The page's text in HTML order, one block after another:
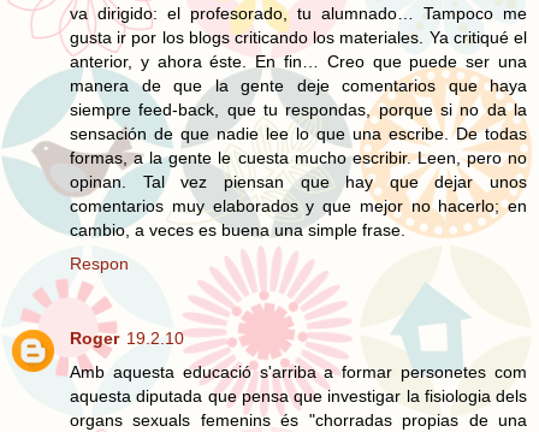
va dirigido: el profesorado, tu alumnado… Tampoco me
gusta ir por los blogs criticando los materiales. Ya critiqué el
anterior, y ahora éste. En fin… Creo que puede ser una
manera de que la gente deje comentarios que haya
siempre feed-back, que tu respondas, porque si no da la
sensación de que nadie lee lo que una escribe. De todas
formas, a la gente le cuesta mucho escribir. Leen, pero no
opinan. Tal vez piensan que hay que dejar unos
comentarios muy elaborados y que mejor no hacerlo; en
cambio, a veces es buena una simple frase.
Respon
Roger 19.2.10
Amb aquesta educació s'arriba a formar personetes com
aquesta diputada que pensa que investigar la fisiologia dels
organs sexuals femenins és "chorradas propias de una